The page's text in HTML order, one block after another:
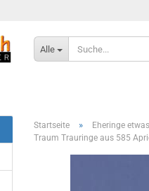
Alle
Startseite » Eheringe
Traum Trauringe aus 585